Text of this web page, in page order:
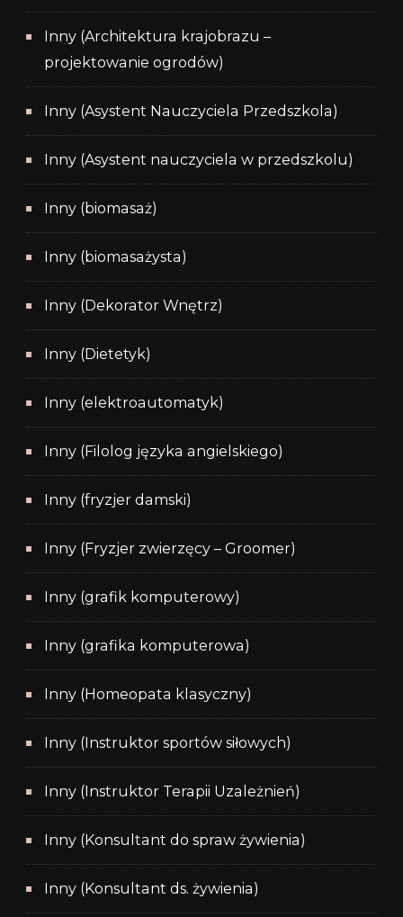
Inny (Architektura krajobrazu –
projektowanie ogrodów)
Inny (Asystent Nauczyciela Przedszkola)
Inny (Asystent nauczyciela w przedszkolu)
Inny (biomasaż)
Inny (biomasażysta)
Inny (Dekorator Wnętrz)
Inny (Dietetyk)
Inny (elektroautomatyk)
Inny (Filolog języka angielskiego)
Inny (fryzjer damski)
Inny (Fryzjer zwierzęcy – Groomer)
Inny (grafik komputerowy)
Inny (grafika komputerowa)
Inny (Homeopata klasyczny)
Inny (Instruktor sportów siłowych)
Inny (Instruktor Terapii Uzależnień)
Inny (Konsultant do spraw żywienia)
Inny (Konsultant ds. żywienia)